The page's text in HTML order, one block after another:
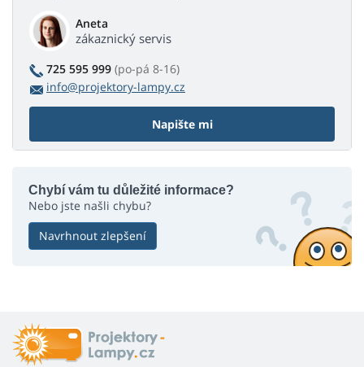
Aneta
zákaznický servis
725 595 999 (po-pá 8-16)
info@projektory-lampy.cz
Napište mi
Chybí vám tu důležité informace?
Nebo jste našli chybu?
Navrhnout zlepšení